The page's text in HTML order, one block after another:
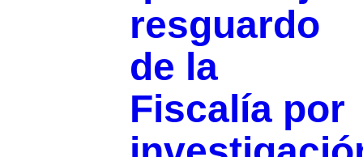
resguardo
de la
Fiscalía por